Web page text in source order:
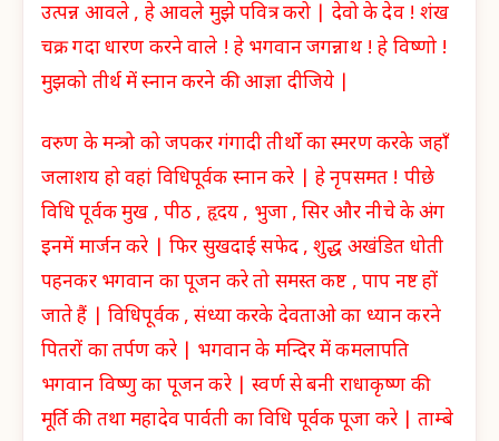
उत्पन्न आवले , हे आवले मुझे पवित्र करो | देवो के देव ! शंख
चक्र गदा धारण करने वाले ! हे भगवान जगन्नाथ ! हे विष्णो !
मुझको तीर्थ में स्नान करने की आज्ञा दीजिये |
वरुण के मन्त्रो को जपकर गंगादी तीर्थो का स्मरण करके जहाँ
जलाशय हो वहां विधिपूर्वक स्नान करे | हे नृपसमत ! पीछे
विधि पूर्वक मुख , पीठ , हृदय , भुजा , सिर और नीचे के अंग
इनमें मार्जन करे | फिर सुखदाई सफेद , शुद्ध अखंडित धोती
पहनकर भगवान का पूजन करे तो समस्त कष्ट , पाप नष्ट हों
जाते हैं | विधिपूर्वक , संध्या करके देवताओ का ध्यान करने
पितरों का तर्पण करे | भगवान के मन्दिर में कमलापति
भगवान विष्णु का पूजन करे | स्वर्ण से बनी राधाकृष्ण की
मूर्ति की तथा महादेव पार्वती का विधि पूर्वक पूजा करे | ताम्बे